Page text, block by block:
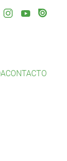
CONTACTO